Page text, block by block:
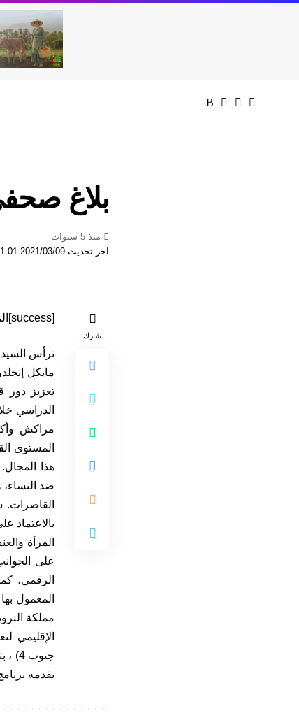
بلاغ
اخر تحديث 2021/03/09 at 11:01 مساءً
منذ 5 سنوات
شارك
[success]المواطن 24[/success]
ترأس السيد
تعزيز دور
مراكش
المستوى
القاصرات.
بالاعتماد
المرأة
على
الرقمي،
المعمول
الإقليمي
يقدمه